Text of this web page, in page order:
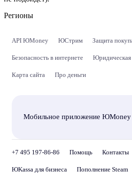
Регионы
API ЮMoney ЮСтрим Защита
Безопасность в интернете
Карта сайта Про деньги
Мобильное приложение ЮMoney
+7 495 197-86-86 Помощь Контакты
ЮKassa для бизнеса Пополнение Steam